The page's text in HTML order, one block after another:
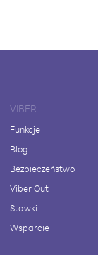
VIBER
Funkcje
Blog
Bezpieczeństwo
Viber Out
Stawki
Wsparcie